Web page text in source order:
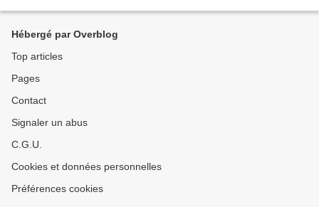
Hébergé par Overblog
Top articles
Pages
Contact
Signaler un abus
C.G.U.
Cookies et données personnelles
Préférences cookies